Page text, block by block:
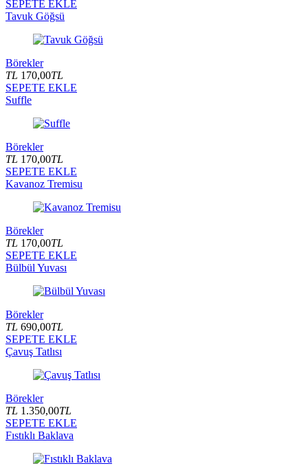
SEPETE EKLE
Tavuk Göğsü
Börekler
TL 170,00TL
SEPETE EKLE
Suffle
Börekler
TL 170,00TL
SEPETE EKLE
Kavanoz Tremisu
Börekler
TL 170,00TL
SEPETE EKLE
Bülbül Yuvası
Börekler
TL 690,00TL
SEPETE EKLE
Çavuş Tatlısı
Börekler
TL 1.350,00TL
SEPETE EKLE
Fıstıklı Baklava